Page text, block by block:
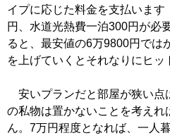
イプに応じた料金を支払いま
円、水道光熱費一泊300円が必
ると、最安値の6万9800円では
を上げていくとそれなりにヒッ
安いプランだと部屋が狭い点
の私物は置かないことを考え
ん。7万円程度となれば、一人